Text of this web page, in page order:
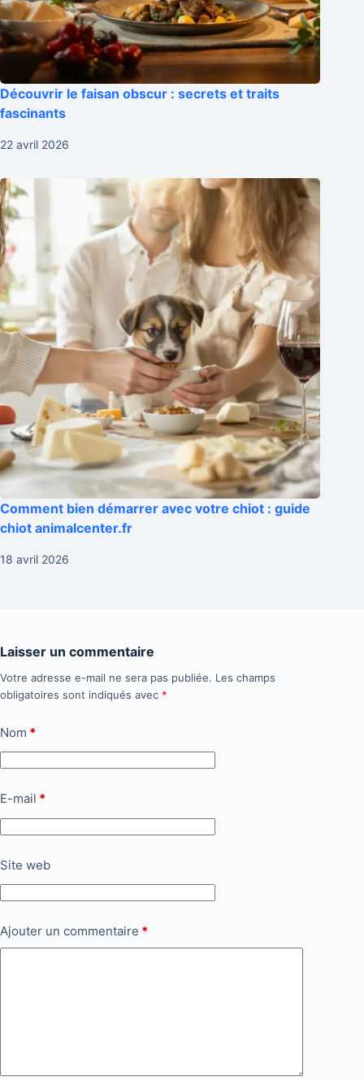
Découvrir le faisan obscur : secrets et traits
fascinants
22 avril 2026
Comment bien démarrer avec votre chiot : guide
chiot animalcenter.fr
18 avril 2026
Laisser un commentaire
Votre adresse e-mail ne sera pas publiée. Les champs
obligatoires sont indiqués avec *
Nom *
E-mail *
Site web
Ajouter un commentaire *